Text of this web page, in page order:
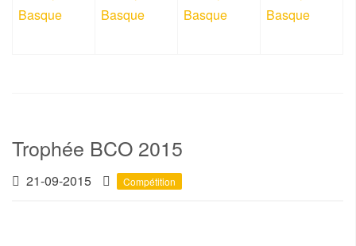
Trophée BCO 2015
21-09-2015 Compétition